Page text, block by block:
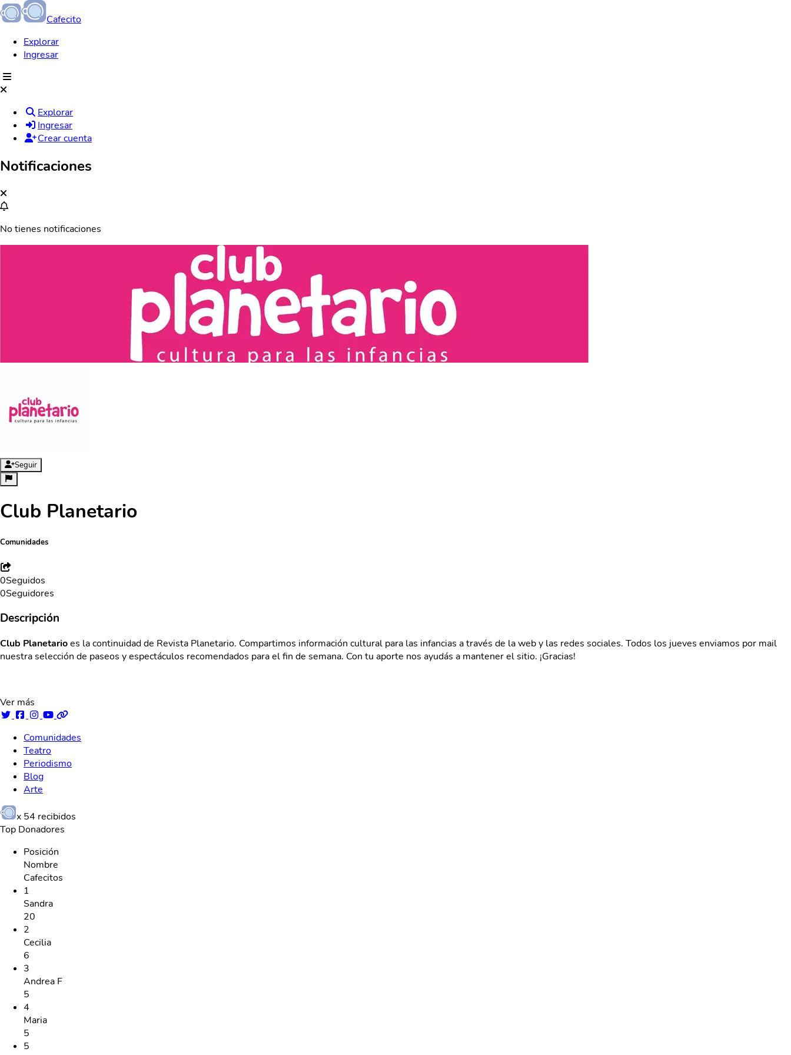
Cafecito
Explorar
Ingresar
Explorar
Ingresar
Crear cuenta
Notificaciones
No tienes notificaciones
Seguir
Club Planetario
Comunidades
0Seguidos
0Seguidores
Descripción
Club Planetarioes la continuidad de Revista Planetario. Compartimos información cultural para las infancias a través de la web y las redes sociales. Todos los jueves enviamos por mail
nuestra selección de paseos y espectáculos recomendados para el fin de semana. Con tu aporte nos ayudás a mantener el sitio. ¡Gracias!
Ver más
Comunidades
Teatro
Periodismo
Blog
Arte
x 54 recibidos
Top Donadores
Posición
Nombre
Cafecitos
1
Sandra
20
2
Cecilia
6
3
Andrea F
5
4
Maria
5
5